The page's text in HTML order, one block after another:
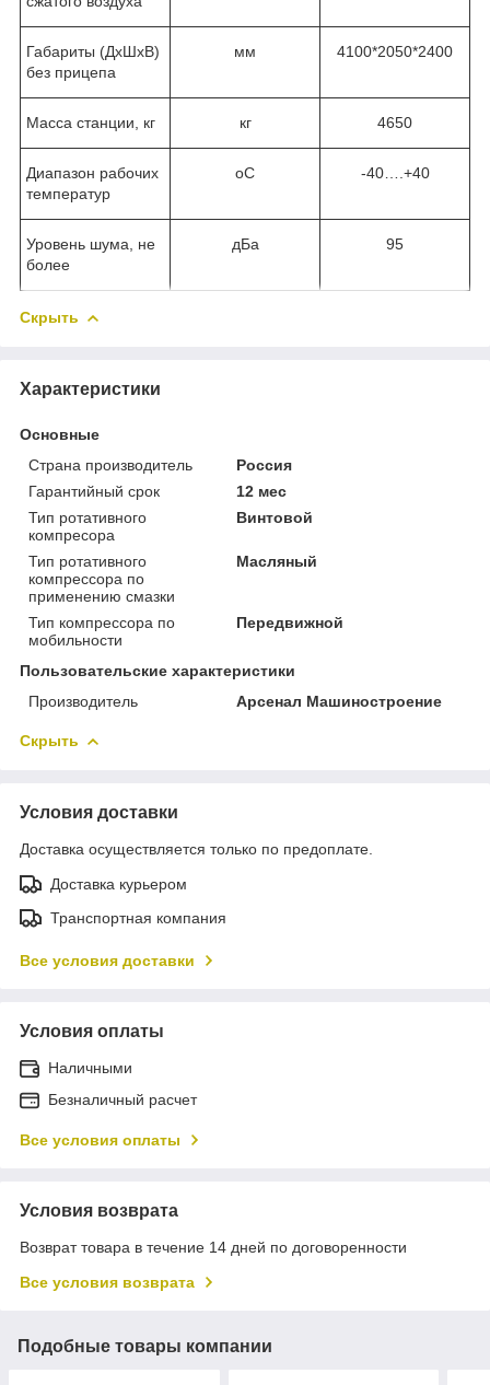
Габариты (ДхШхВ)
без прицепа
мм 4100*2050*2400
Масса станции, кг кг 4650
Диапазон рабочих
температур
оС -40….+40
Уровень шума, не
более
дБа 95
Скрыть
Характеристики
Основные
Страна производитель
Россия
Гарантийный срок
12 мес
Тип ротативного
компресора
Винтовой
Тип ротативного
компрессора по
применению смазки
Масляный
Тип компрессора по
мобильности
Передвижной
Пользовательские характеристики
Производитель
Арсенал Машиностроение
Скрыть
Условия доставки
Доставка осуществляется только по предоплате.
Доставка курьером
Транспортная компания
Все условия доставки
Условия оплаты
Наличными
Безналичный расчет
Все условия оплаты
Условия возврата
Возврат товара в течение 14 дней по договоренности
Все условия возврата
Подобные товары компании